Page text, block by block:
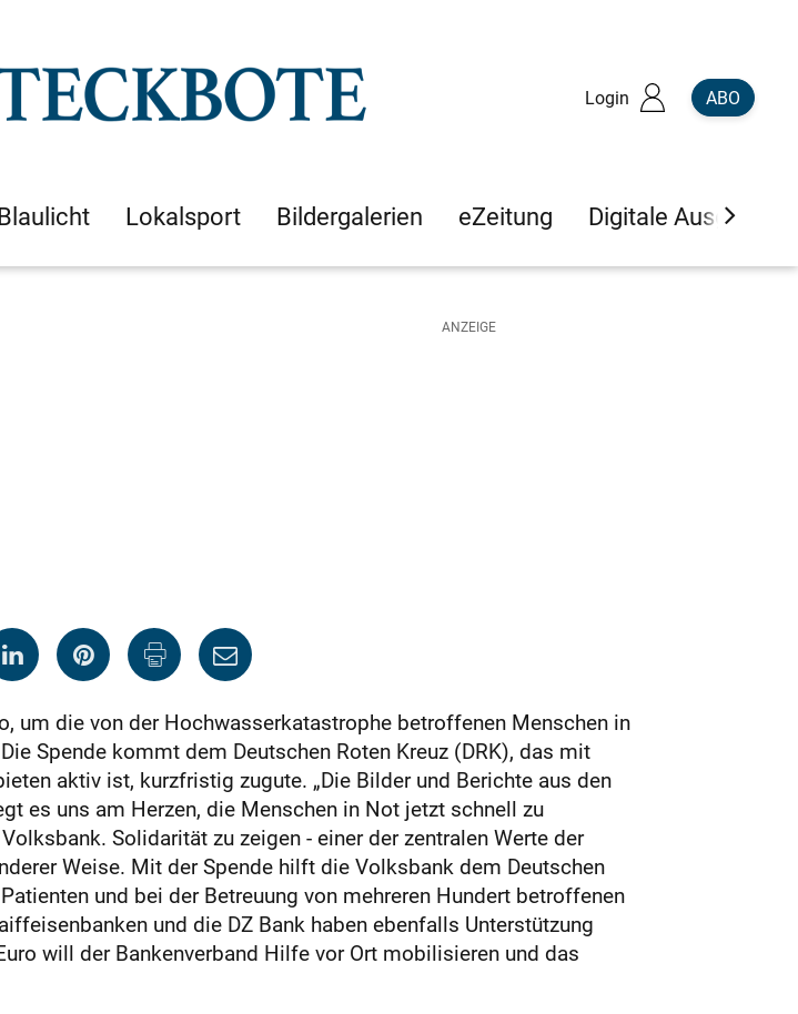
Login ABO
Lokalsport Bildergalerien eZeitung Digitale Ausgaben
um die von der Hochwasserkatas­trophe betroffenen Menschen in
Spende kommt dem Deutschen Roten Kreuz (DRK), das mit
aktiv ist, kurzfristig zugute. „Die Bilder und Berichte aus den
es uns am Herzen, die Menschen in Not jetzt schnell zu
Solidarität zu zeigen - einer der zentralen Werte der
Weise. Mit der Spende hilft die Volksbank dem Deutschen
und bei der Betreuung von mehreren Hundert betroffenen
und die DZ Bank haben ebenfalls Unterstützung
will der Bankenverband Hilfe vor Ort mobilisieren und das